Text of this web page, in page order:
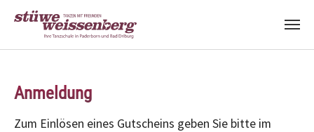
Anmeldung
Zum Einlösen eines Gutscheins geben Sie bitte im